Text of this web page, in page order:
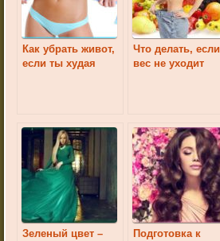
Как убрать живот,
если ты худая
Что делать, если
вес не уходит
Зеленый цвет –
Подготовка к